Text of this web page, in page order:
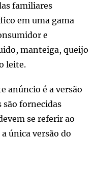
familiares
em uma gama
e
manteiga, queijo
leite.
anúncio é a versão
são fornecidas
se referir ao
única versão do